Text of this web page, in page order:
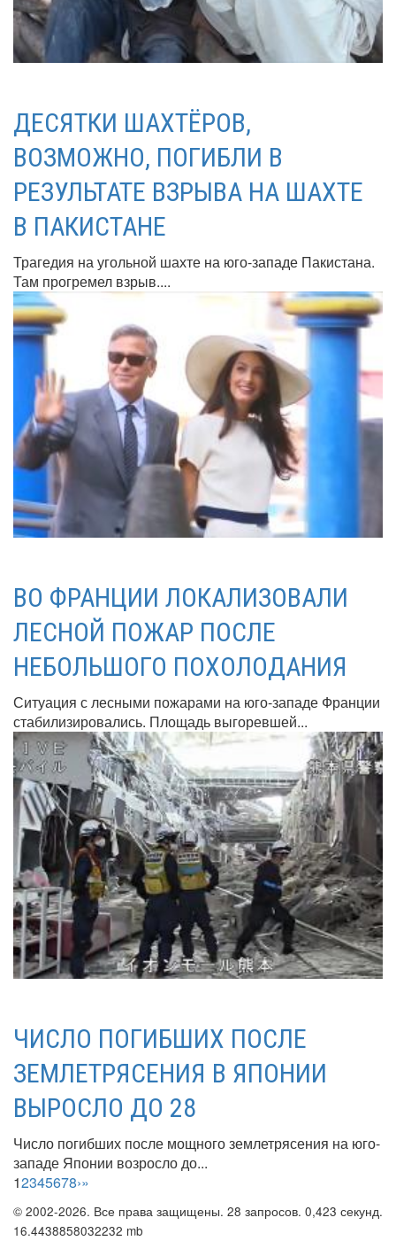
ДЕСЯТКИ ШАХТЁРОВ,
ВОЗМОЖНО, ПОГИБЛИ В
РЕЗУЛЬТАТЕ ВЗРЫВА НА ШАХТЕ
В ПАКИСТАНЕ
Трагедия на угольной шахте на юго-западе Пакистана.
Там прогремел взрыв....
ВО ФРАНЦИИ ЛОКАЛИЗОВАЛИ
ЛЕСНОЙ ПОЖАР ПОСЛЕ
НЕБОЛЬШОГО ПОХОЛОДАНИЯ
Ситуация с лесными пожарами на юго-западе Франции
стабилизировались. Площадь выгоревшей...
ЧИСЛО ПОГИБШИХ ПОСЛЕ
ЗЕМЛЕТРЯСЕНИЯ В ЯПОНИИ
ВЫРОСЛО ДО 28
Число погибших после мощного землетрясения на юго-
западе Японии возросло до...
12345678›»
© 2002-2026. Все права защищены. 28 запросов. 0,423 секунд.
16.4438858032232 mb